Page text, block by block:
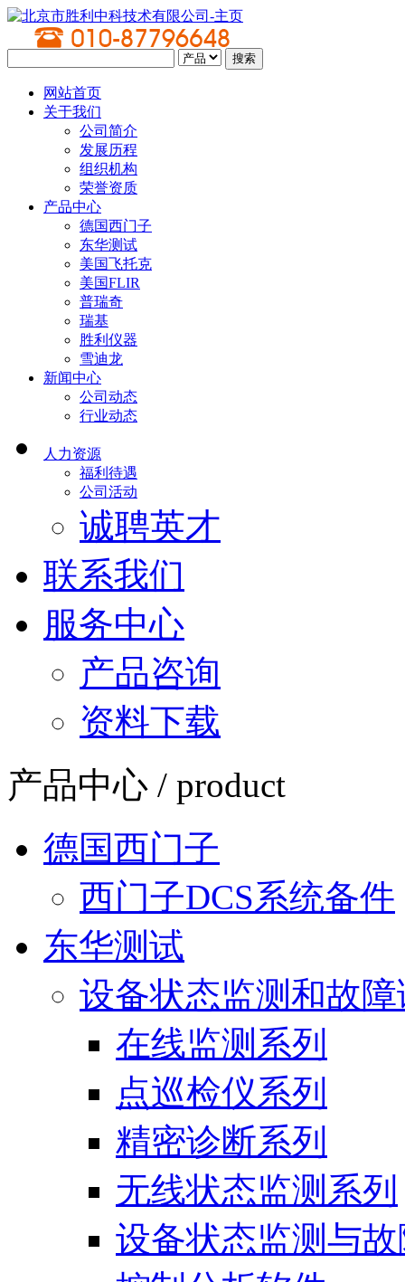
网站首页
关于我们
公司简介
发展历程
组织机构
荣誉资质
产品中心
德国西门子
东华测试
美国飞托克
美国FLIR
普瑞奇
瑞基
胜利仪器
雪迪龙
新闻中心
公司动态
行业动态
人力资源
福利待遇
公司活动
诚聘英才
联系我们
服务中心
产品咨询
资料下载
产品中心 / product
德国西门子
西门子DCS系统备件
东华测试
设备状态监测和故
在线监测系列
点巡检仪系列
精密诊断系列
无线状态监测系列
设备状态监测与